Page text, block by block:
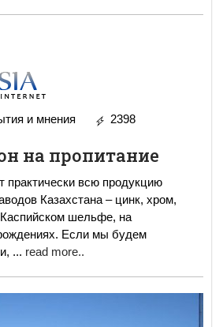
и мнения
2398
на пропитание
практически всю продукцию
Казахстана – цинк, хром,
шельфе, на
Если мы будем
... read more..